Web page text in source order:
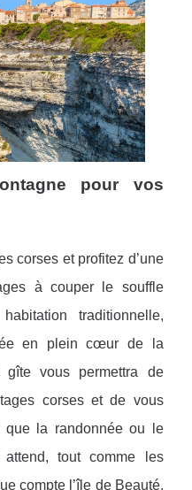
pour vos
corses et profitez d’une
à couper le souffle
traditionnelle,
en plein cœur de la
vous permettra de
corses et de vous
que la randonnée ou le
tout comme les
compte l’île de Beauté.